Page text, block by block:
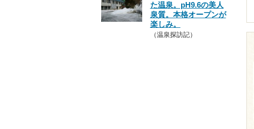
た温泉。pH9.6の美人
泉質。本格オープンが
楽しみ。
（温泉探訪記）